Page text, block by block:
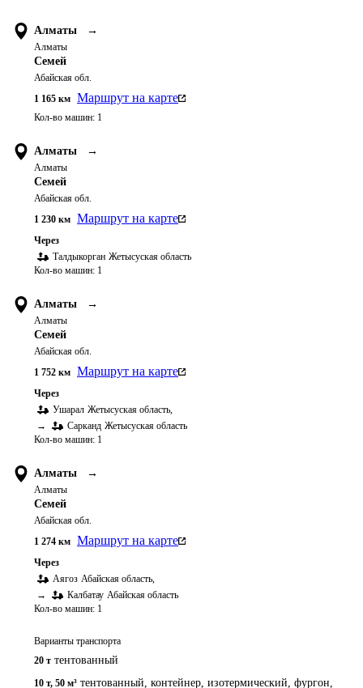
Алматы →
Алматы
Семей
Абайская обл.
1 165 км Маршрут на карте
Кол-во машин: 1
Алматы →
Алматы
Семей
Абайская обл.
1 230 км Маршрут на карте
Через
Талдыкорган Жетысуская область
Кол-во машин: 1
Алматы →
Алматы
Семей
Абайская обл.
1 752 км Маршрут на карте
Через
Ушарал Жетысуская область,
→
Сарканд Жетысуская область
Кол-во машин: 1
Алматы →
Алматы
Семей
Абайская обл.
1 274 км Маршрут на карте
Через
Аягоз Абайская область,
→
Калбатау Абайская область
Кол-во машин: 1
Варианты транспорта
20 т тентованный
10 т, 50 м³ тентованный, контейнер, изотермический, фургон,